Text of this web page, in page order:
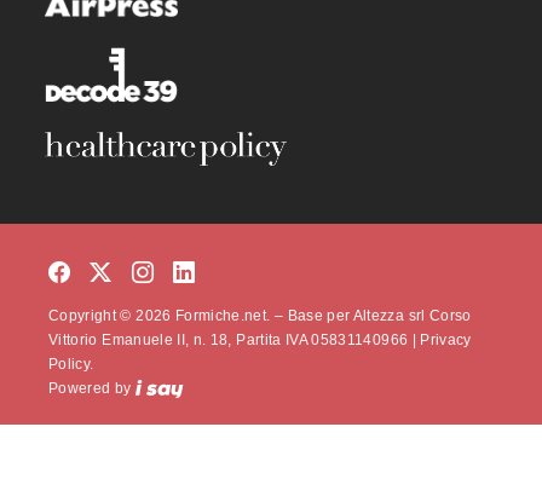
Copyright © 2026 Formiche.net. – Base per Altezza srl Corso
Vittorio Emanuele II, n. 18, Partita IVA 05831140966 | Privacy
Policy.
Powered by